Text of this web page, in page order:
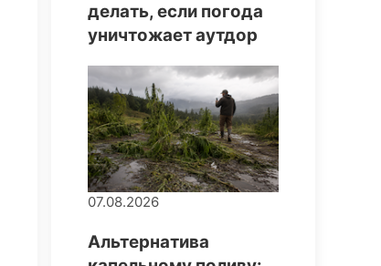
делать, если погода
уничтожает аутдор
07.08.2026
Альтернатива